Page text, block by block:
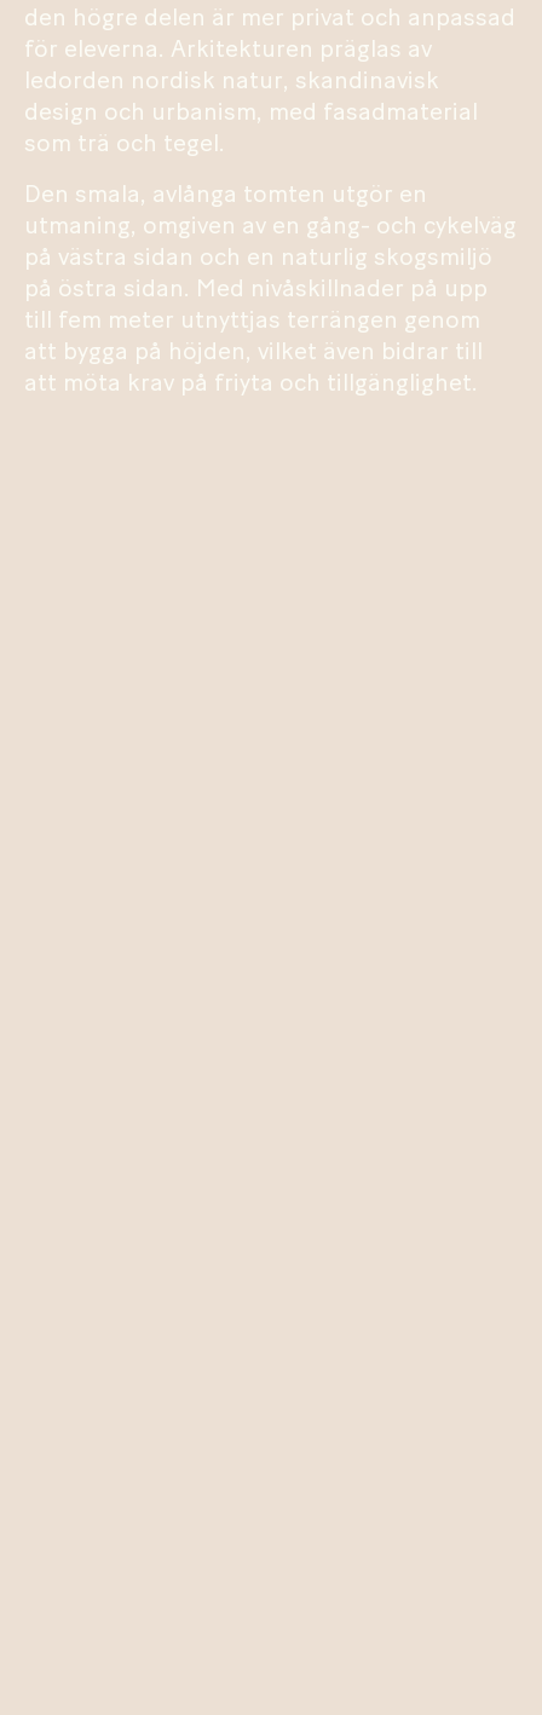
den högre delen är mer privat och anpassad
för eleverna. Arkitekturen präglas av
ledorden nordisk natur, skandinavisk
design och urbanism, med fasadmaterial
som trä och tegel.
Den smala, avlånga tomten utgör en
utmaning, omgiven av en gång- och cykelväg
på västra sidan och en naturlig skogsmiljö
på östra sidan. Med nivåskillnader på upp
till fem meter utnyttjas terrängen genom
att bygga på höjden, vilket även bidrar till
att möta krav på friyta och tillgänglighet.